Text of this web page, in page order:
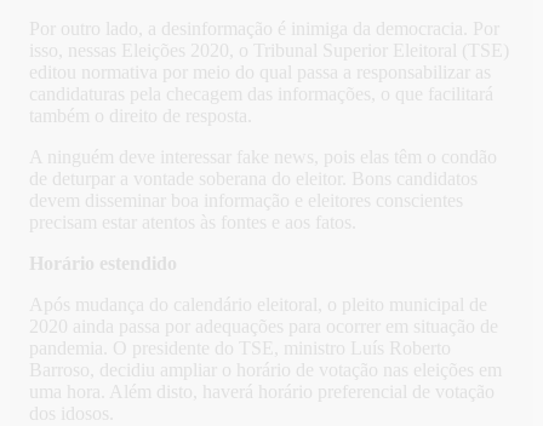
Por outro lado, a desinformação é inimiga da democracia. Por
isso, nessas Eleições 2020, o Tribunal Superior Eleitoral (TSE)
editou normativa por meio do qual passa a responsabilizar as
candidaturas pela checagem das informações, o que facilitará
também o direito de resposta.
A ninguém deve interessar fake news, pois elas têm o condão
de deturpar a vontade soberana do eleitor. Bons candidatos
devem disseminar boa informação e eleitores conscientes
precisam estar atentos às fontes e aos fatos.
Horário estendido
Após mudança do calendário eleitoral, o pleito municipal de
2020 ainda passa por adequações para ocorrer em situação de
pandemia. O presidente do TSE, ministro Luís Roberto
Barroso, decidiu ampliar o horário de votação nas eleições em
uma hora. Além disto, haverá horário preferencial de votação
dos idosos.